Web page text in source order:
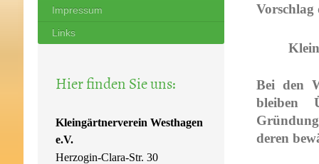
Vorschlag
Bei den
bleiben
deren
Impressum
Links
Hier finden Sie uns:
Kleingärtnerverein Westhagen
e.V.
Herzogin-Clara-Str. 30